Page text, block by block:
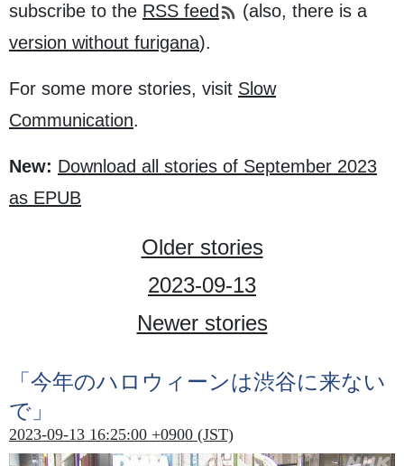
subscribe to the RSS feed
(also, there is a
version without furigana).
For some more stories, visit Slow
Communication.
New: Download all stories of September 2023
as EPUB
Older stories
2023-09-13
Newer stories
「 今年のハロウィーンは渋谷に来ない
で」
2023-09-13 16:25:00 +0900 (JST)